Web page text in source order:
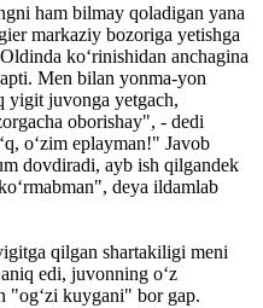
ham bilmay qoladigan yana
markaziy bozoriga yetishga
ko‘rinishidan anchagina
Men bilan yonma-yon
yigit juvonga yetgach,
oborishay", - dedi
o‘zim eplayman!" Javob
dovdiradi, ayb ish qilgandek
deya ildamlab
qilgan shartakiligi meni
edi, juvonning o‘z
"og‘zi kuygani" bor gap.